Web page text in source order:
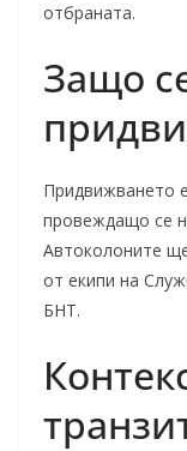
отбраната.
Защо
Придвижването
провеждащо се
Автоколоните
от екипи на
БНТ.